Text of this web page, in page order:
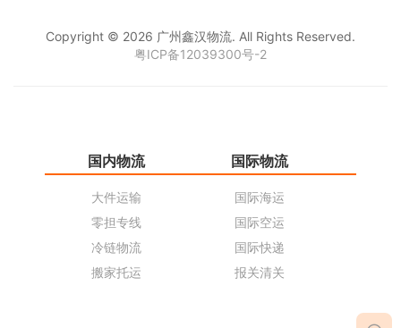
Copyright © 2026 广州鑫汉物流. All Rights Reserved.
粤ICP备12039300号-2
国内物流
大件运输
零担专线
冷链物流
搬家托运
国际物流
国际海运
国际空运
国际快递
报关清关